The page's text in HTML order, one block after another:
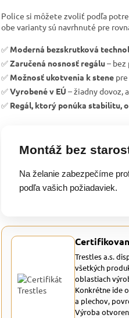
Police si môžete zvoliť podľa
obe varianty sú navrhnuté pre
✅ Moderná bezskrutková
✅Zaručená nosnosť regálu– bez
✅ Možnosť ukotvenia k stene
✅Vyrobené v EÚ – žiadny dovoz,
✅ Regál, ktorý ponúka stabilitu,
Montáž bez
Na želanie zabezpečíme
podľa vašich požiadaviek.
Trestles a.s.
všetkých
oblastiach
Konkrétne ide
a plechov,
Výroba